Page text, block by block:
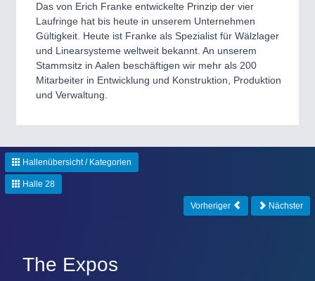
MOTION21XX
Motors & Electric Motion
Process, Plastics, Chemicals and Pumps
PLASTICS
ROBOTICS21XX
Industrial Robotics & Research
Das von Erich Franke entwickelte Prinzip der vier
Laufringe hat bis heute in unserem Unternehmen
Gültigkeit. Heute ist Franke als Spezialist für Wälzlager
und Linearsysteme weltweit bekannt. An unserem
Stammsitz in Aalen beschäftigen wir mehr als 200
Mitarbeiter in Entwicklung und Konstruktion, Produktion
und Verwaltung.
Hallenübersicht / Kategorien
Halle 28
Vorheriger Nächster
The Expos